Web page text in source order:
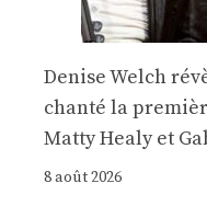
Denise Welch
chanté la
Matty Healy et
8 août 2026